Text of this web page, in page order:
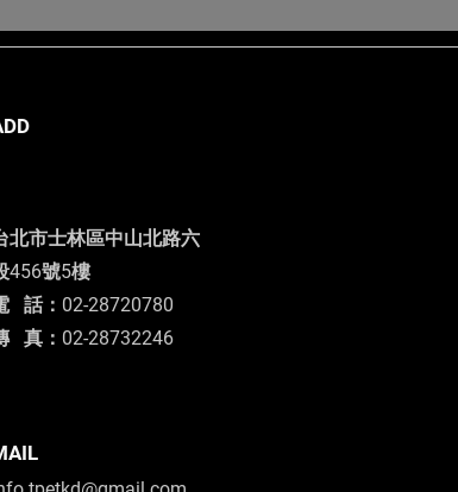
北市士林區中山北路六
456號5樓
話：02-28720780
真：02-28732246